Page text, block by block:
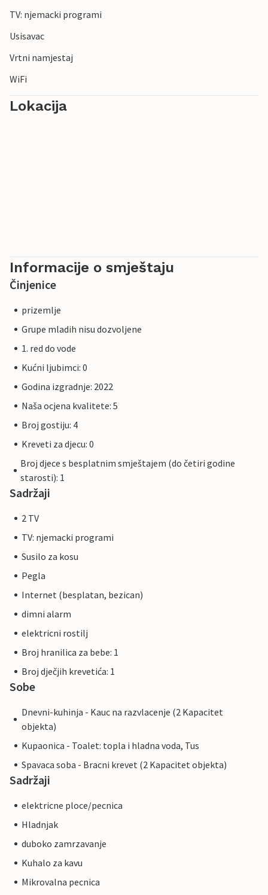
TV: njemacki programi
Usisavac
Vrtni namjestaj
WiFi
Lokacija
Informacije o smještaju
Činjenice
prizemlje
Grupe mladih nisu dozvoljene
1. red do vode
Kućni ljubimci: 0
Godina izgradnje: 2022
Naša ocjena kvalitete: 5
Broj gostiju: 4
Kreveti za djecu: 0
Broj djece s besplatnim smještajem (do četiri godine
starosti): 1
Sadržaji
2 TV
TV: njemacki programi
Susilo za kosu
Pegla
Internet (besplatan, bezican)
dimni alarm
elektricni rostilj
Broj hranilica za bebe: 1
Broj dječjih krevetića: 1
Sobe
Dnevni-kuhinja - Kauc na razvlacenje (2 Kapacitet
objekta)
Kupaonica - Toalet: topla i hladna voda, Tus
Spavaca soba - Bracni krevet (2 Kapacitet objekta)
Sadržaji
elektricne ploce/pecnica
Hladnjak
duboko zamrzavanje
Kuhalo za kavu
Mikrovalna pecnica